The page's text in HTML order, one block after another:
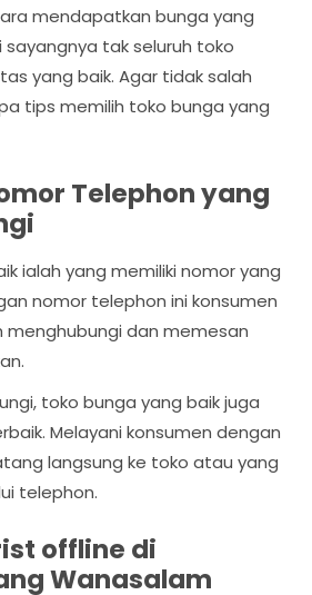
mendapatkan bunga yang
sayangnya tak seluruh toko
yang baik. Agar tidak salah
tips memilih toko bunga yang
Telephon yang
ialah yang memiliki nomor yang
nomor telephon ini konsumen
menghubungi dan memesan
toko bunga yang baik juga
Melayani konsumen dengan
langsung ke toko atau yang
telephon.
offline di
Wanasalam